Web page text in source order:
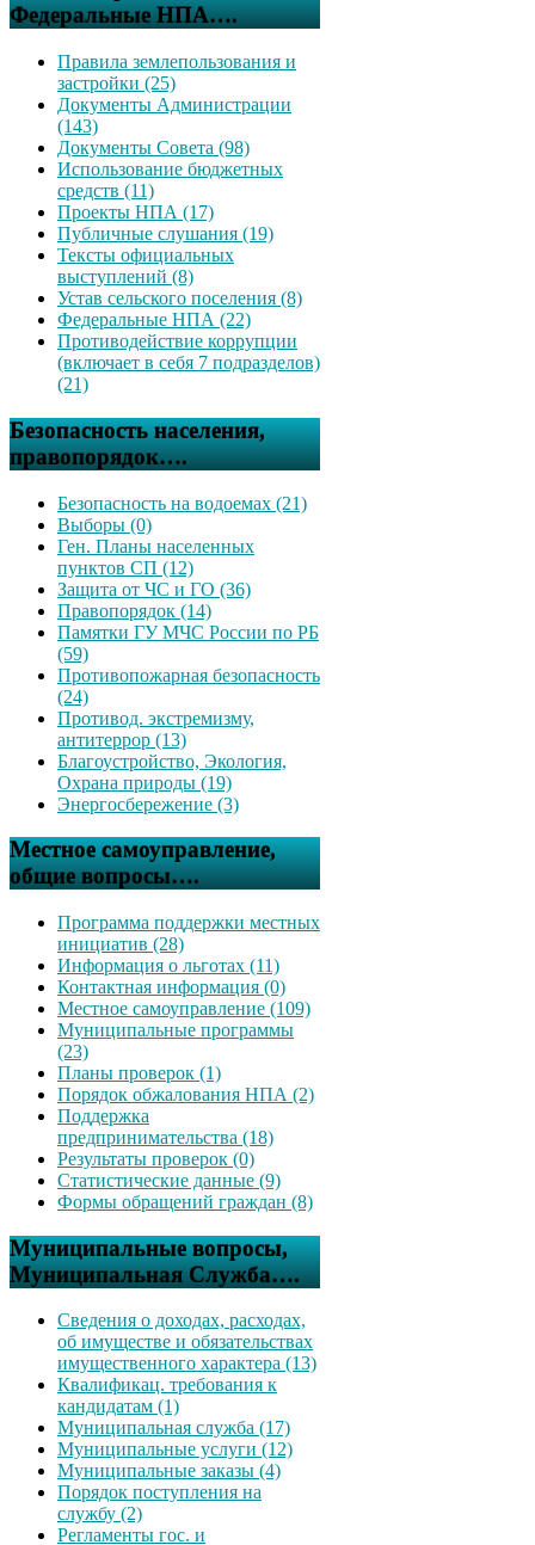
Федеральные НПА….
Правила землепользования и
застройки (25)
Документы Администрации
(143)
Документы Совета (98)
Использование бюджетных
средств (11)
Проекты НПА (17)
Публичные слушания (19)
Тексты официальных
выступлений (8)
Устав сельского поселения (8)
Федеральные НПА (22)
Противодействие коррупции
(включает в себя 7 подразделов)
(21)
Безопасность населения,
правопорядок….
Безопасность на водоемах (21)
Выборы (0)
Ген. Планы населенных
пунктов СП (12)
Защита от ЧС и ГО (36)
Правопорядок (14)
Памятки ГУ МЧС России по РБ
(59)
Противопожарная безопасность
(24)
Противод. экстремизму,
антитеррор (13)
Благоустройство, Экология,
Охрана природы (19)
Энергосбережение (3)
Местное самоуправление,
общие вопросы….
Программа поддержки местных
инициатив (28)
Информация о льготах (11)
Контактная информация (0)
Местное самоуправление (109)
Муниципальные программы
(23)
Планы проверок (1)
Порядок обжалования НПА (2)
Поддержка
предпринимательства (18)
Результаты проверок (0)
Статистические данные (9)
Формы обращений граждан (8)
Муниципальные вопросы,
Муниципальная Служба….
Сведения о доходах, расходах,
об имуществе и обязательствах
имущественного характера (13)
Квалификац. требования к
кандидатам (1)
Муниципальная служба (17)
Муниципальные услуги (12)
Муниципальные заказы (4)
Порядок поступления на
службу (2)
Регламенты гос. и